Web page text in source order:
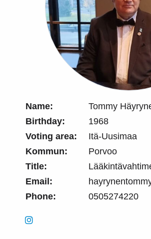
Name:
Tommy
Birthday:
1968
Voting area:
Itä-Uusimaa
Kommun:
Porvoo
Title:
Email:
Phone:
0505274220